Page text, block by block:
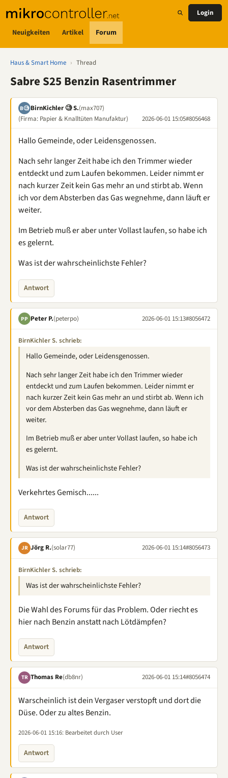
Neuigkeiten Artikel Forum
Login
Haus & Smart Home › Thread
Sabre S25 Benzin Rasentrimmer
B🧐 BirnKichler 🧐 S.(max707)
(Firma: Papier & Knalltüten Manufaktur)
2026-06-01 15:05#8056468
Hallo Gemeinde, oder Leidensgenossen.
Nach sehr langer Zeit habe ich den Trimmer wieder
entdeckt und zum Laufen bekommen. Leider nimmt er
nach kurzer Zeit kein Gas mehr an und stirbt ab. Wenn
ich vor dem Absterben das Gas wegnehme, dann läuft er
weiter.
Im Betrieb muß er aber unter Vollast laufen, so habe ich
es gelernt.
Was ist der wahrscheinlichste Fehler?
Antwort
PP Peter P.(peterpo) 2026-06-01 15:13#8056472
BirnKichler S. schrieb:
Hallo Gemeinde, oder Leidensgenossen.
Nach sehr langer Zeit habe ich den Trimmer wieder
entdeckt und zum Laufen bekommen. Leider nimmt er
nach kurzer Zeit kein Gas mehr an und stirbt ab. Wenn ich
vor dem Absterben das Gas wegnehme, dann läuft er
weiter.
Im Betrieb muß er aber unter Vollast laufen, so habe ich
es gelernt.
Was ist der wahrscheinlichste Fehler?
Verkehrtes Gemisch......
Antwort
JR Jörg R.(solar77) 2026-06-01 15:14#8056473
BirnKichler S. schrieb:
Was ist der wahrscheinlichste Fehler?
Die Wahl des Forums für das Problem. Oder riecht es
hier nach Benzin anstatt nach Lötdämpfen?
Antwort
TR Thomas Re(db8nr) 2026-06-01 15:14#8056474
Warscheinlich ist dein Vergaser verstopft und dort die
Düse. Oder zu altes Benzin.
2026-06-01 15:16: Bearbeitet durch User
Antwort